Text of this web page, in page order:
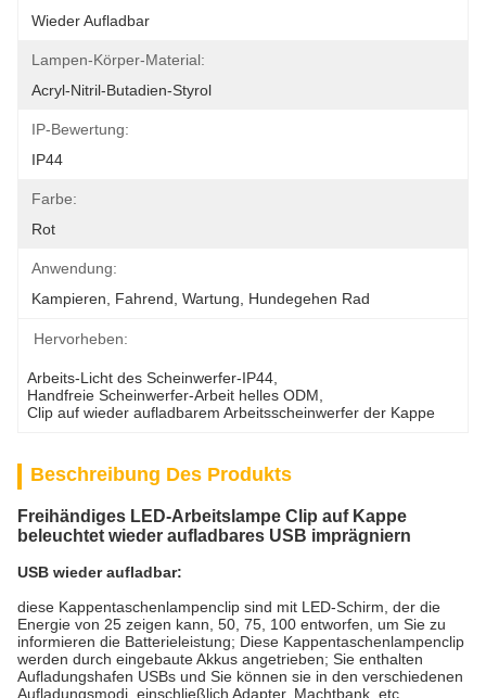
Wieder Aufladbar
Lampen-Körper-Material:
Acryl-Nitril-Butadien-Styrol
IP-Bewertung:
IP44
Farbe:
Rot
Anwendung:
Kampieren, Fahrend, Wartung, Hundegehen Rad
Hervorheben:
Arbeits-Licht des Scheinwerfer-IP44
Handfreie Scheinwerfer-Arbeit helles ODM
Clip auf wieder aufladbarem Arbeitsscheinwerfer der Kappe
Beschreibung Des Produkts
Freihändiges LED-Arbeitslampe Clip auf Kappe
beleuchtet wieder aufladbares USB imprägniern
USB wieder aufladbar:
diese Kappentaschenlampenclip sind mit LED-Schirm, der die
Energie von 25 zeigen kann, 50, 75, 100 entworfen, um Sie zu
informieren die Batterieleistung; Diese Kappentaschenlampenclip
werden durch eingebaute Akkus angetrieben; Sie enthalten
Aufladungshafen USBs und Sie können sie in den verschiedenen
Aufladungsmodi, einschließlich Adapter, Machtbank, etc.